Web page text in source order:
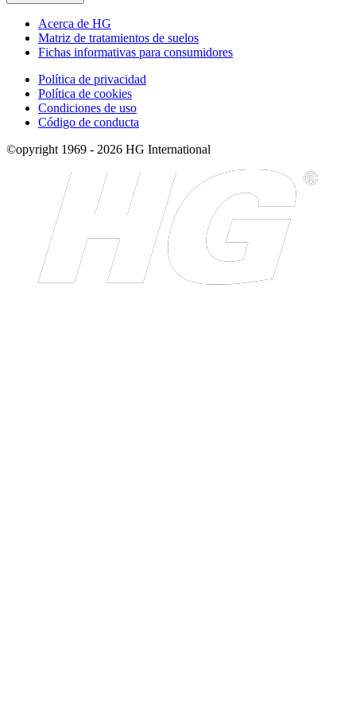
Acerca de HG
Matriz de tratamientos de suelos
Fichas informativas para consumidores
Política de privacidad
Política de cookies
Condiciones de uso
Código de conducta
©opyright 1969 - 2026 HG International